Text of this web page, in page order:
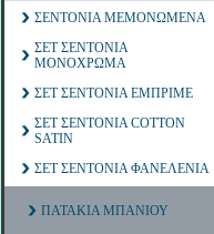
ΣΕΝΤΟΝΙΑ ΜΕΜΟΝΩΜΕΝΑ
ΣΕΤ ΣΕΝΤΟΝΙΑ
ΜΟΝΟΧΡΩΜΑ
ΣΕΤ ΣΕΝΤΟΝΙΑ ΕΜΠΡΙΜΕ
ΣΕΤ ΣΕΝΤΟΝΙΑ COTTON
SATIN
ΣΕΤ ΣΕΝΤΟΝΙΑ ΦΑΝΕΛΕΝΙΑ
ΠΑΤΑΚΙΑ ΜΠΑΝΙΟΥ